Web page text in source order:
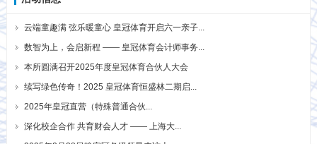
云端童趣满 弦乐暖童心 皇冠体育开启六一亲子...
数智为上，会启新程 —— 皇冠体育会计师事务...
本所圆满召开2025年度皇冠体育合伙人大会
续写绿色传奇！2025 皇冠体育恒盛林二期启...
2025年皇冠直营（特殊普通合伙...
深化校企合作 共育财会人才 —— 上海大...